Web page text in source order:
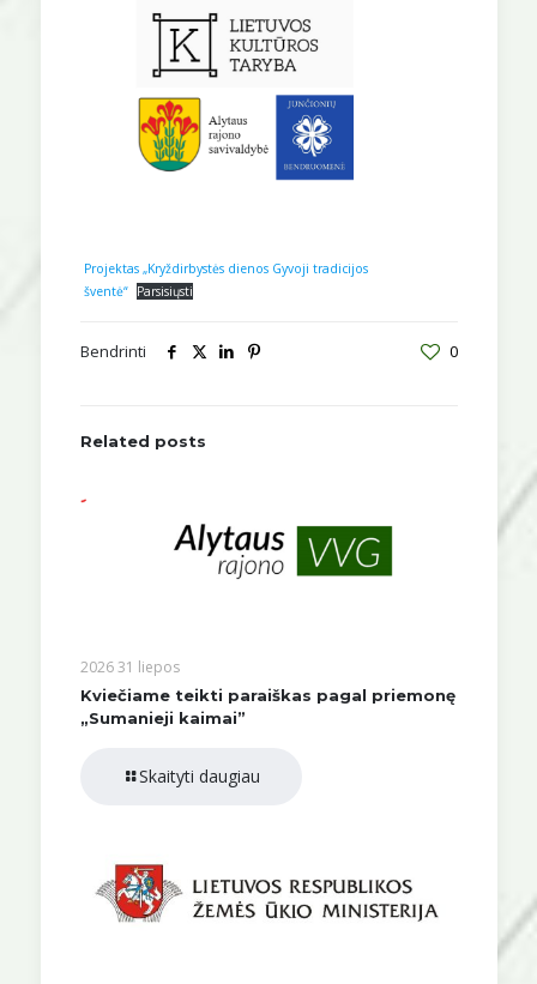
Projektas „Kryždirbystės dienos Gyvoji tradicijos
šventė“ Parsisiųsti
Bendrinti 0
Related posts
2026 31 liepos
Kviečiame teikti paraiškas pagal priemonę
„Sumanieji kaimai”
Skaityti daugiau